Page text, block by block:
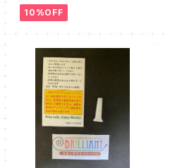
10%OFF